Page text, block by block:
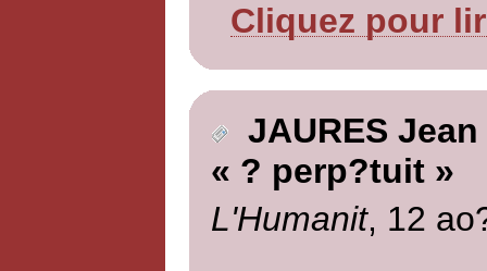
Cliquez pour
JAURES Jean
« ? perp?tuit »
L'Humanit, 12